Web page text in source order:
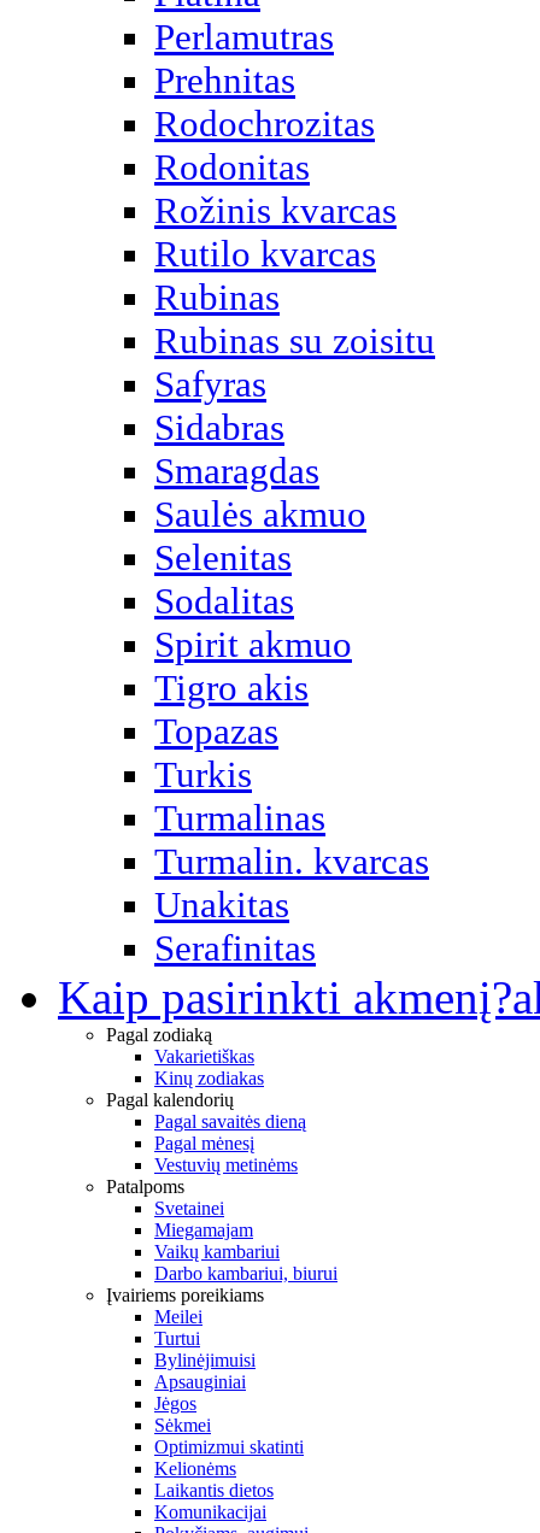
Perlamutras
Prehnitas
Rodochrozitas
Rodonitas
Rožinis kvarcas
Rutilo kvarcas
Rubinas
Rubinas su zoisitu
Safyras
Sidabras
Smaragdas
Saulės akmuo
Selenitas
Sodalitas
Spirit akmuo
Tigro akis
Topazas
Turkis
Turmalinas
Turmalin. kvarcas
Unakitas
Serafinitas
Kaip pasirinkti akmenį?
Pagal zodiaką
Vakarietiškas
Kinų zodiakas
Pagal kalendorių
Pagal savaitės dieną
Pagal mėnesį
Vestuvių metinėms
Patalpoms
Svetainei
Miegamajam
Vaikų kambariui
Darbo kambariui, biurui
Įvairiems poreikiams
Meilei
Turtui
Bylinėjimuisi
Apsauginiai
Jėgos
Sėkmei
Optimizmui skatinti
Kelionėms
Laikantis dietos
Komunikacijai